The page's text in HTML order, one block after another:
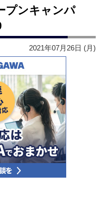
プンキャンパ
2021年07月26日 (月)